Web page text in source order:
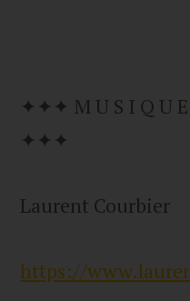
✦✦✦ M U S I Q U E
✦✦✦
Laurent Courbier
https://